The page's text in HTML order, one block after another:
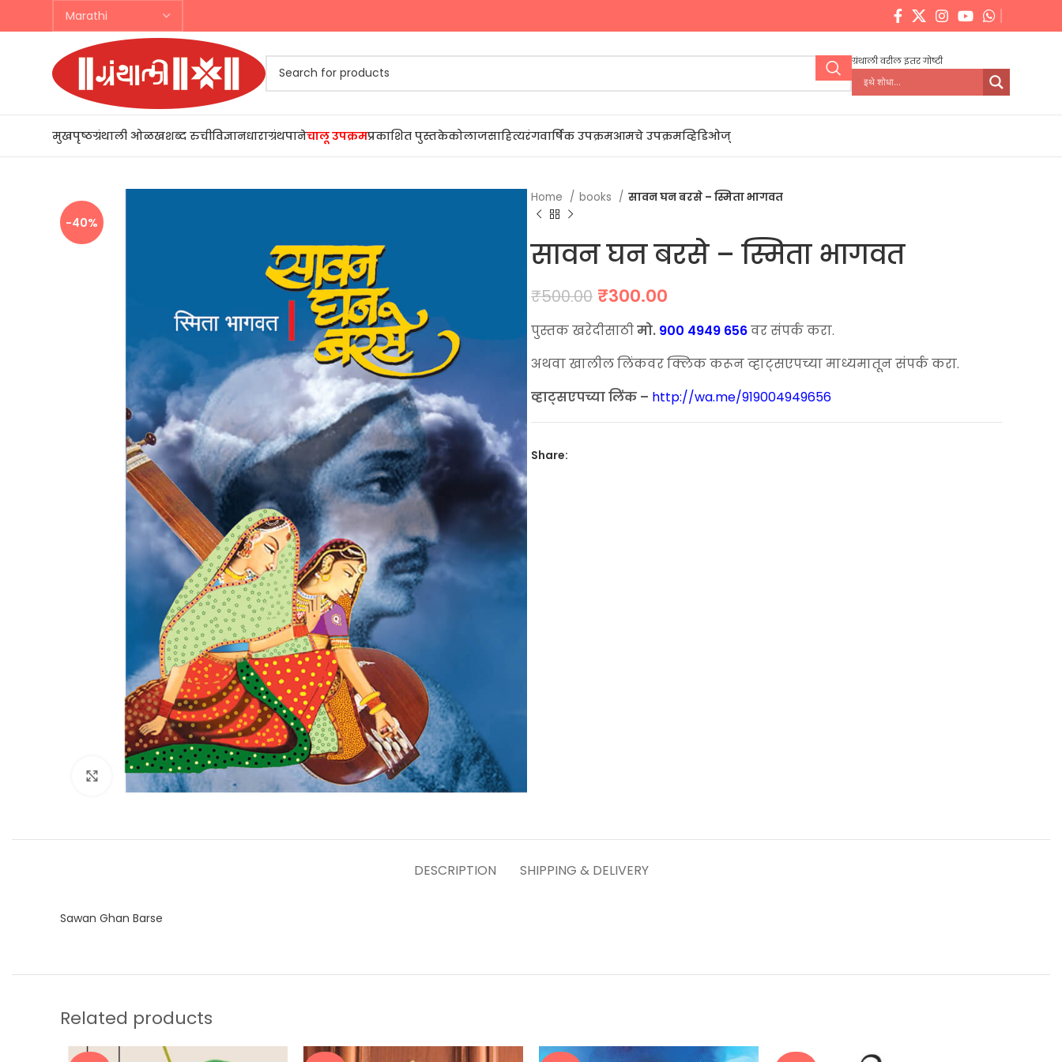
ग्रंथाली वरील इतर गोष्टी
मुखपृष्ठग्रंथाली ओळखशब्द रुचीविज्ञानधाराग्रंथपानेचालू उपक्रमप्रकाशित पुस्तकेकोलाजसाहित्यरंगवार्षिक उपक्रमआमचे उपक्रमव्हिडिओज्
-40%
Click to enlarge
Home books सावन घन बरसे – स्मिता भागवत
सावन घन बरसे – स्मिता भागवत
₹500.00 Original
was:
₹500.00.
₹300.00
is:
₹300.00.
पुस्तक खरेदीसाठीमो. 900 4949 656वर संपर्क करा.
अथवा खालील लिंकवर क्लिक करून व्हाट्सएपच्या माध्यमातून संपर्क करा.
व्हाट्सएपच्या लिंक – http://wa.me/919004949656
Share:
DESCRIPTION SHIPPING & DELIVERY
Sawan Ghan Barse
Related products